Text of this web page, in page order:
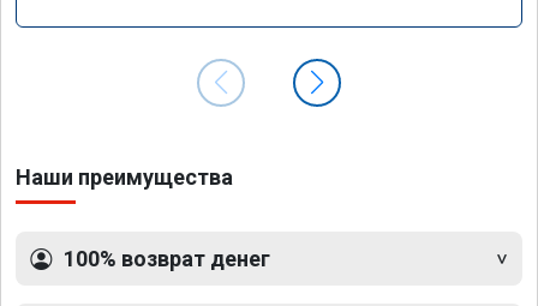
Наши преимущества
100% возврат денег